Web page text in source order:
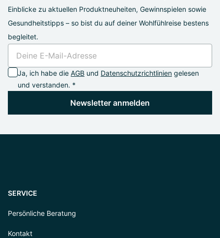
Einblicke zu aktuellen Produktneuheiten, Gewinnspielen sowie
Gesundheitstipps – so bist du auf deiner Wohlfühlreise bestens
begleitet.
Ja, ich habe die AGB und Datenschutzrichtlinien gelesen
und verstanden. *
Newsletter anmelden
SERVICE
Persönliche Beratung
Kontakt